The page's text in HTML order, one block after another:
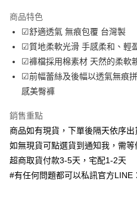
Apple Pay
街口支付
ATM付款
全家取貨付款
每筆NT$70，滿NT$699(含以上)免
付款後全家取貨
每筆NT$70，滿NT$699(含以上)
商品特色
☑舒適透氣 無痕包覆 台灣製
☑質地柔軟光滑 手感柔和、輕
☑褲檔採用棉素材 天然的柔軟
☑前幅蕾絲及後幅以透氣無痕
感美臀褲
銷售重點
商品如有現貨，下單後隔天依序
如無現貨可點選貨到通知我，需
超商取貨付款3-5天，宅配1-2天
#有任何問題都可以私訊官方LINE